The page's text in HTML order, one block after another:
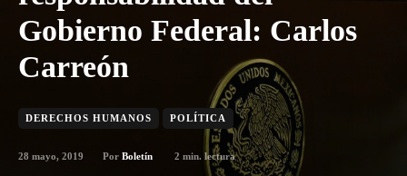
Gobierno Federal: Carlos
Carreón
DERECHOS HUMANOS POLÍTICA
28 mayo, 2019 Por Boletín 2 min. lectura